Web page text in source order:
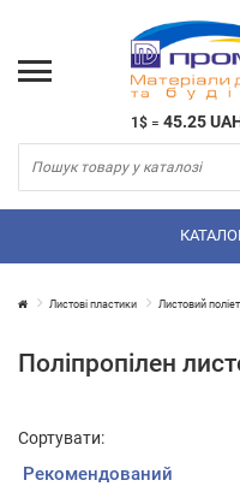
1$ = 45.25
Листові пластики Листовий
Поліпропілен
Сортувати: